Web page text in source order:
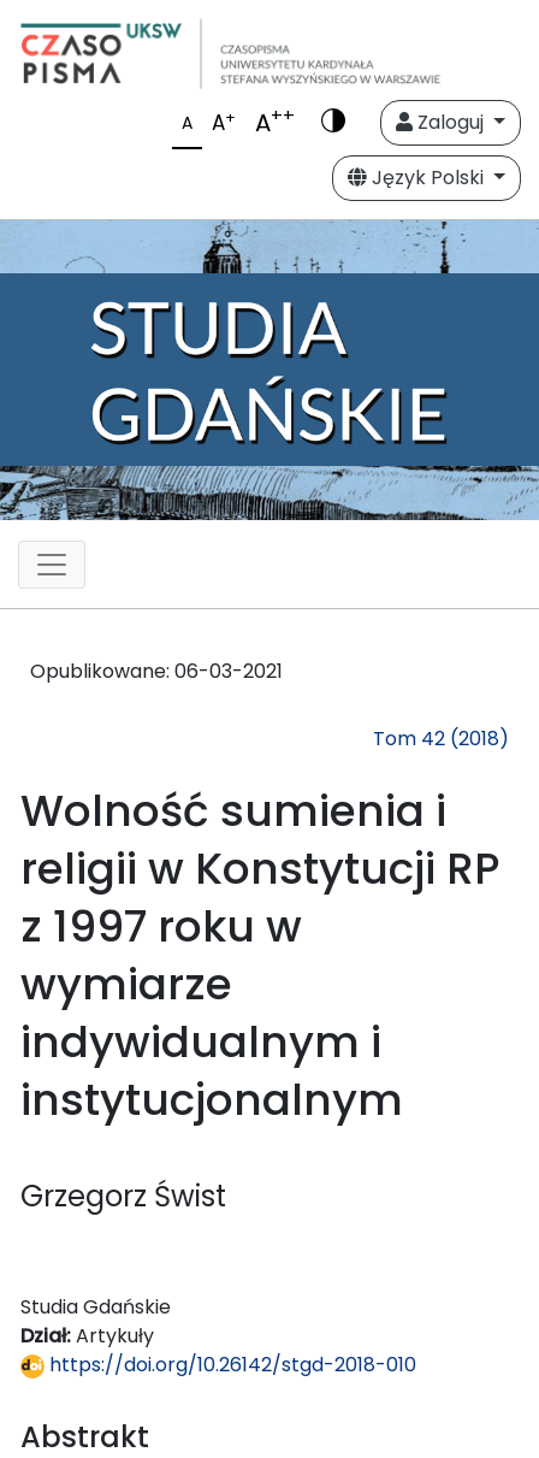
A A+ A++
Zaloguj
Język Polski
Opublikowane: 06-03-2021
Tom 42 (2018)
Wolność sumienia i
religii w Konstytucji RP
z 1997 roku w
wymiarze
indywidualnym i
instytucjonalnym
Grzegorz Świst
Studia Gdańskie
Dział:Artykuły
https://doi.org/10.26142/stgd-2018-010
Abstrakt